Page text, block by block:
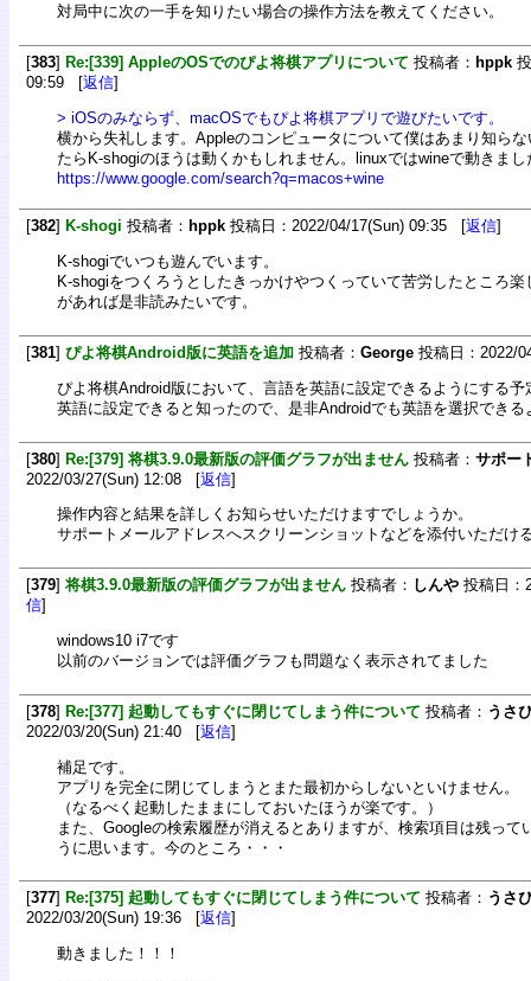
対局中に次の一手を知りたい場合の操作方法を教えてください。
[383] Re:[339] AppleのOSでのぴよ将棋アプリについて 投稿者： hppk
09:59 [返信]
> iOSのみならず、macOSでもぴよ将棋アプリで遊びたいです。
横から失礼します。Appleのコンピュータについて僕はあまり知ら
たらK-shogiのほうは動くかもしれません。linuxではwineで動きまし
https://www.google.com/search?q=macos+wine
[382] K-shogi 投稿者： hppk 投稿日：2022/04/17(Sun) 09:35 [返信]
K-shogiでいつも遊んでいます。
K-shogiをつくろうとしたきっかけやつくっていて苦労したところ
があれば是非読みたいです。
[381] ぴよ将棋Android版に英語を追加 投稿者： George 投稿日：2022/
ぴよ将棋Android版において、言語を英語に設定できるようにする
英語に設定できると知ったので、是非Androidでも英語を選択でき
[380] Re:[379] 将棋3.9.0最新版の評価グラフが出ません 投稿者： サポー
2022/03/27(Sun) 12:08 [返信]
操作内容と結果を詳しくお知らせいただけますでしょうか。
サポートメールアドレスへスクリーンショットなどを添付いただけ
[379] 将棋3.9.0最新版の評価グラフが出ません 投稿者： しんや 投稿日
信]
windows10 i7です
以前のバージョンでは評価グラフも問題なく表示されてました
[378] Re:[377] 起動してもすぐに閉じてしまう件について 投稿者： うさ
2022/03/20(Sun) 21:40 [返信]
補足です。
アプリを完全に閉じてしまうとまた最初からしないといけません。
（なるべく起動したままにしておいたほうが楽です。）
また、Googleの検索履歴が消えるとありますが、検索項目は残って
うに思います。今のところ・・・
[377] Re:[375] 起動してもすぐに閉じてしまう件について 投稿者： うさ
2022/03/20(Sun) 19:36 [返信]
動きました！！！